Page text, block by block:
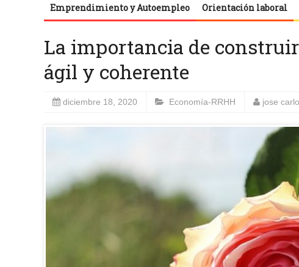
Emprendimiento y Autoempleo Orientación laboral
La importancia de
ágil y coherente
diciembre 18, 2020 Economía-RRHH jose